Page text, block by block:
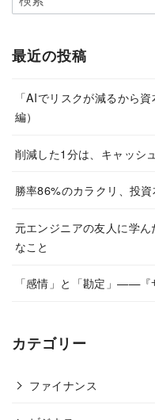
最近の投稿
「AIでリスクが減るから
編）
削減した1分は、キャッシ
勝率86%のカラクリ、投
元エンジニアの友人に学
なこと
「感情」と「勘定」——
カテゴリー
ファイナンス